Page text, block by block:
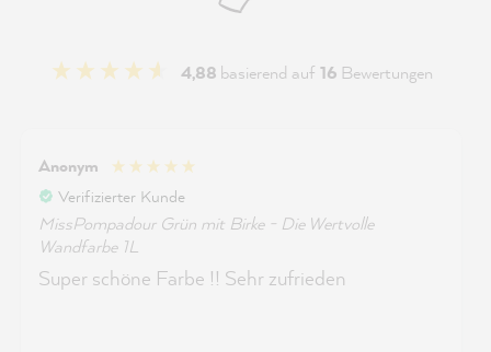
4,88 basierend auf 16 Bewertungen
Anonym
Verifizierter Kunde
MissPompadour Grün mit Birke - Die Wertvolle
Wandfarbe 1L
Super schöne Farbe !! Sehr zufrieden